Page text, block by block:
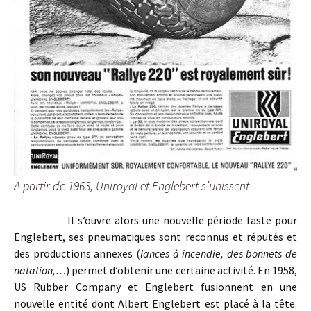
A partir de 1963, Uniroyal et Englebert s’unissent
Il s’ouvre alors une nouvelle période faste pour
Englebert, ses pneumatiques sont reconnus et réputés et
des productions annexes (lances à incendie, des bonnets de
natation,…) permet d’obtenir une certaine activité. En 1958,
US Rubber Company et Englebert fusionnent en une
nouvelle entité dont Albert Englebert est placé à la tête.